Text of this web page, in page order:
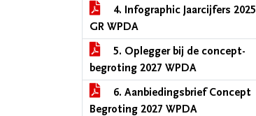
4. Infographic Jaarcijfers 2025
GR WPDA
5. Oplegger bij de concept-
begroting 2027 WPDA
6. Aanbiedingsbrief Concept
Begroting 2027 WPDA